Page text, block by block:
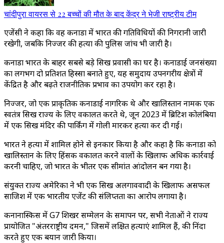
चांदीपुरा वायरस से 22 बच्चों की मौत के बाद केंद्र ने भेजी राष्ट्रीय टीम
एजेंसी ने कहा कि वह कनाडा में भारत की गतिविधियों की निगरानी जारी
रखेगी, जबकि निज्जर की हत्या की पुलिस जांच भी जारी है।
कनाडा भारत के बाहर सबसे बड़े सिख प्रवासी का घर है। कनाडाई जनसंख्या
का लगभग दो प्रतिशत हिस्सा बनाते हुए, यह समुदाय उपनगरीय क्षेत्रों में
केंद्रित है और बढ़ते राजनीतिक प्रभाव का उपयोग कर रहा है।
निज्जर, जो एक प्राकृतिक कनाडाई नागरिक थे और खालिस्तान नामक एक
स्वतंत्र सिख राज्य के लिए वकालत करते थे, जून 2023 में ब्रिटिश कोलंबिया
में एक सिख मंदिर की पार्किंग में गोली मारकर हत्या कर दी गई।
भारत ने हत्या में शामिल होने से इनकार किया है और कहा है कि कनाडा को
खालिस्तान के लिए हिंसक वकालत करने वालों के खिलाफ अधिक कार्रवाई
करनी चाहिए, जो भारत के भीतर एक सीमांत आंदोलन बन गया है।
संयुक्त राज्य अमेरिका ने भी एक सिख अलगाववादी के खिलाफ असफल
साजिश में एक भारतीय एजेंट की संलिप्तता का आरोप लगाया है।
कनानास्किस में G7 शिखर सम्मेलन के समापन पर, सभी नेताओं ने राज्य
प्रायोजित "अंतरराष्ट्रीय दमन," जिसमें लक्षित हत्याएं शामिल हैं, की निंदा
करते हुए एक बयान जारी किया।